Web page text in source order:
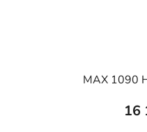
MAX 1090
16